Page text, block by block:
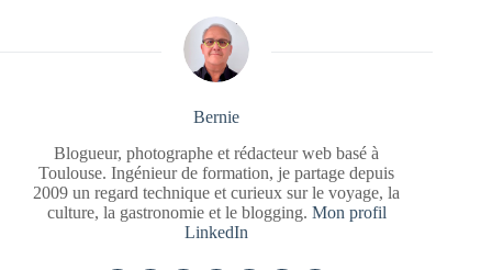
Bernie
Blogueur, photographe et rédacteur web basé à
Toulouse. Ingénieur de formation, je partage depuis
2009 un regard technique et curieux sur le voyage, la
culture, la gastronomie et le blogging. Mon profil
LinkedIn